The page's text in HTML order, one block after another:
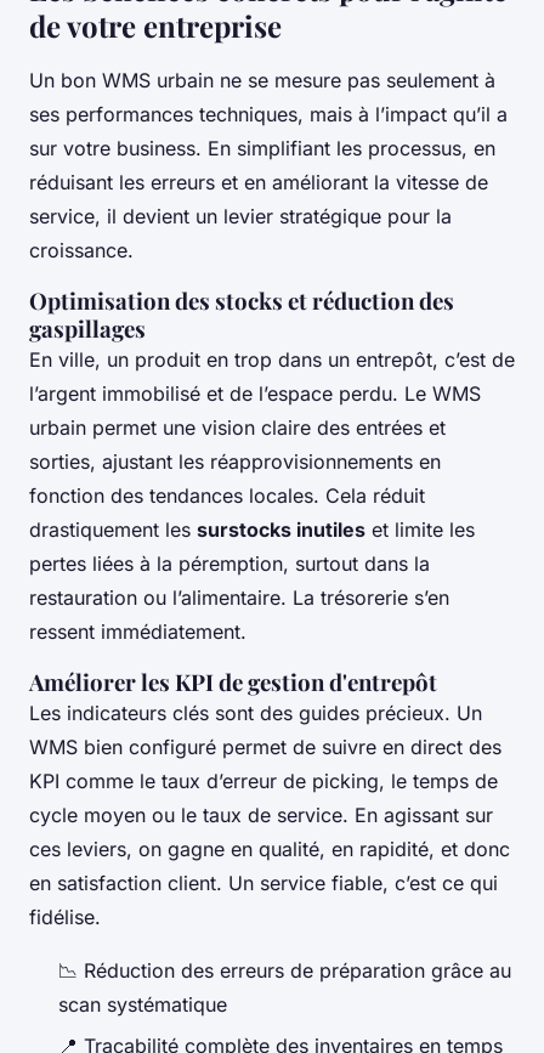
de votre entreprise
Un bon WMS urbain ne se mesure pas seulement à
ses performances techniques, mais à l’impact qu’il a
sur votre business. En simplifiant les processus, en
réduisant les erreurs et en améliorant la vitesse de
service, il devient un levier stratégique pour la
croissance.
Optimisation des stocks et réduction des
gaspillages
En ville, un produit en trop dans un entrepôt, c’est de
l’argent immobilisé et de l’espace perdu. Le WMS
urbain permet une vision claire des entrées et
sorties, ajustant les réapprovisionnements en
fonction des tendances locales. Cela réduit
drastiquement les surstocks inutiles et limite les
pertes liées à la péremption, surtout dans la
restauration ou l’alimentaire. La trésorerie s’en
ressent immédiatement.
Améliorer les KPI de gestion d'entrepôt
Les indicateurs clés sont des guides précieux. Un
WMS bien configuré permet de suivre en direct des
KPI comme le taux d’erreur de picking, le temps de
cycle moyen ou le taux de service. En agissant sur
ces leviers, on gagne en qualité, en rapidité, et donc
en satisfaction client. Un service fiable, c’est ce qui
fidélise.
📉 Réduction des erreurs de préparation grâce au
scan systématique
📍 Traçabilité complète des inventaires en temps